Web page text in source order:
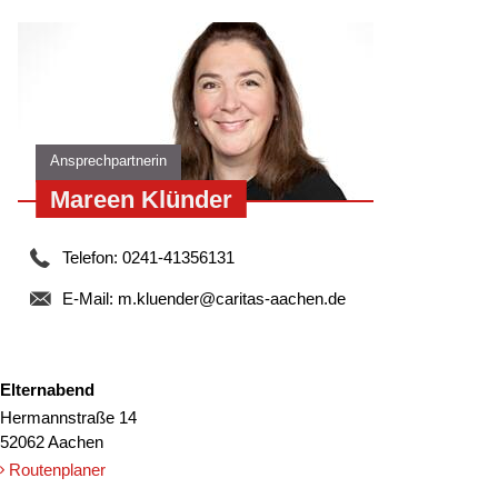
„Informativ – unterhaltsam – zum
Nachdenken anregend.“
Ansprechpartnerin
Mareen Klünder
Telefon: 0241-41356131
E-Mail: m.kluender@caritas-aachen.de
Elternabend
Hermannstraße 14
52062 Aachen
Routenplaner